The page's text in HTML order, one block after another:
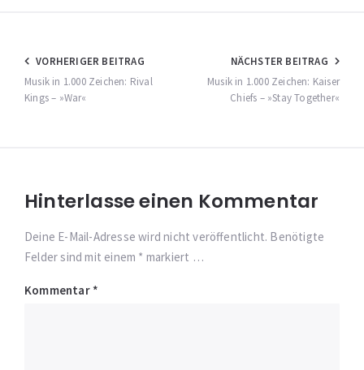
Beitragsnavigation
VORHERIGER BEITRAG
Musik in 1.000 Zeichen: Rival
Kings – »War«
NÄCHSTER BEITRAG
Musik in 1.000 Zeichen: Kaiser
Chiefs – »Stay Together«
Hinterlasse einen Kommentar
Deine E-Mail-Adresse wird nicht veröffentlicht. Benötigte
Felder sind mit einem * markiert …
Kommentar *